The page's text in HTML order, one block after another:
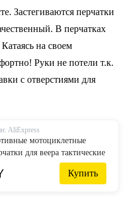
Застегиваются перчатки
В перчатках
на своем
Руки не потели т.к.
с отверстиями для
AliExpress
мотоциклетные
для веера тактические
улицы велосипедные
военные
Купить